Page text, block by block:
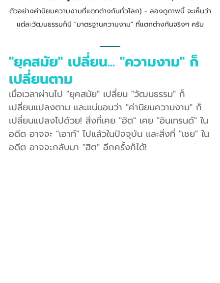
ตัวอย่างค่านิยมความงามที่แตกต่างกันทั่วโลก) - ลองดูภาพนี้ จะเห็นว่า
แต่ละวัฒนธรรมก็มี "มาตรฐานความงาม" ที่แตกต่างกันจริงๆ ครับ
"ยุคสมัย" เปลี่ยน... "ความงาม" ก็
เปลี่ยนตาม
เมื่อเวลาผ่านไป "ยุคสมัย" เปลี่ยน "วัฒนธรรม" ก็
เปลี่ยนแปลงตาม และแน่นอนว่า "ค่านิยมความงาม" ก็
เปลี่ยนแปลงไปด้วย! สิ่งที่เคย "ฮิต" เคย "อินเทรนด์" ใน
อดีต อาจจะ "เอาท์" ไปแล้วในปัจจุบัน และสิ่งที่ "เชย" ใน
อดีต อาจจะกลับมา "ฮิต" อีกครั้งก็ได้!